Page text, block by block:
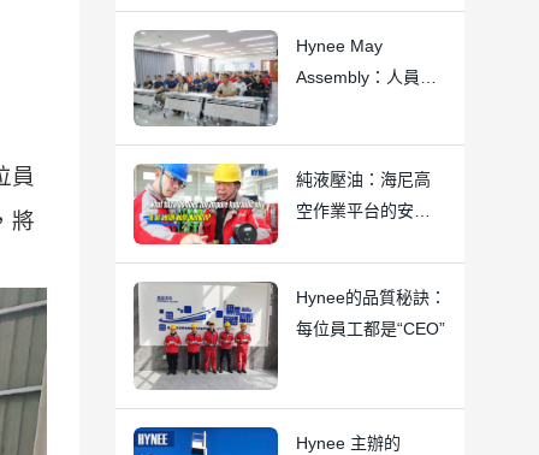
員
將
Hynee May
Assembly：人員、
純液壓油：海尼高
空作業平台的安全
Hynee的品質秘訣：
每位員工都是“CEO”
Hynee 主辦的